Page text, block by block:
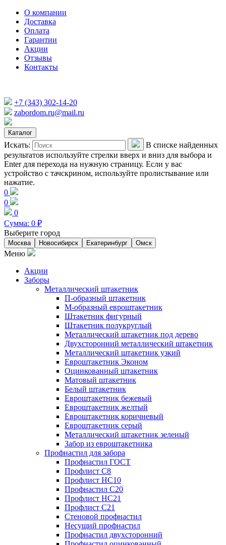
О компании
Доставка
Оплата
Гарантии
Акции
Отзывы
Контакты
+7 (343) 302-14-20
zabordom.ru@mail.ru
Каталог
Искать:
В списке найденных
результатов используйте стрелки вверх и вниз для выбора и
Enter для перехода на нужную страницу. Если у вас
устройство с тачскрином, используйте пролистывание или
нажатие.
0
0
0
Сумма: 0 ₽
Выберите город
Москва Новосибирск Екатеринбург Омск
Меню
Акции
Заборы
Металлический штакетник
П-образный штакетник
М-образный евроштакетник
Штакетник фигурный
Штакетник полукруглый
Металлический штакетник под дерево
Двухсторонний металлический штакетник
Металлический штакетник узкий
Евроштакетник Эконом
Оцинкованный штакетник
Матовый штакетник
Белый штакетник
Евроштакетник бежевый
Евроштакетник желтый
Евроштакетник коричневый
Евроштакетник серый
Металлический штакетник зеленый
Забор из евроштакетника
Профнастил для забора
Профнастил ГОСТ
Профлист С8
Профлист НС10
Профнастил С20
Профлист НС21
Профлист С21
Стеновой профнастил
Несущий профнастил
Профнастил двухсторонний